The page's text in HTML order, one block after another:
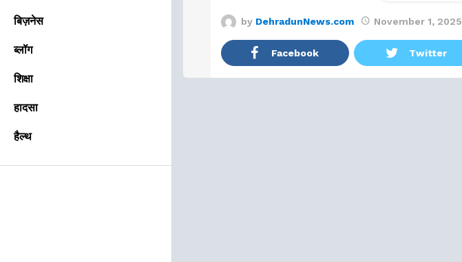
by DehradunNews.com November 1, 2025
Facebook Twitter
बिज़नेस
ब्लॉग
शिक्षा
हादसा
हैल्थ